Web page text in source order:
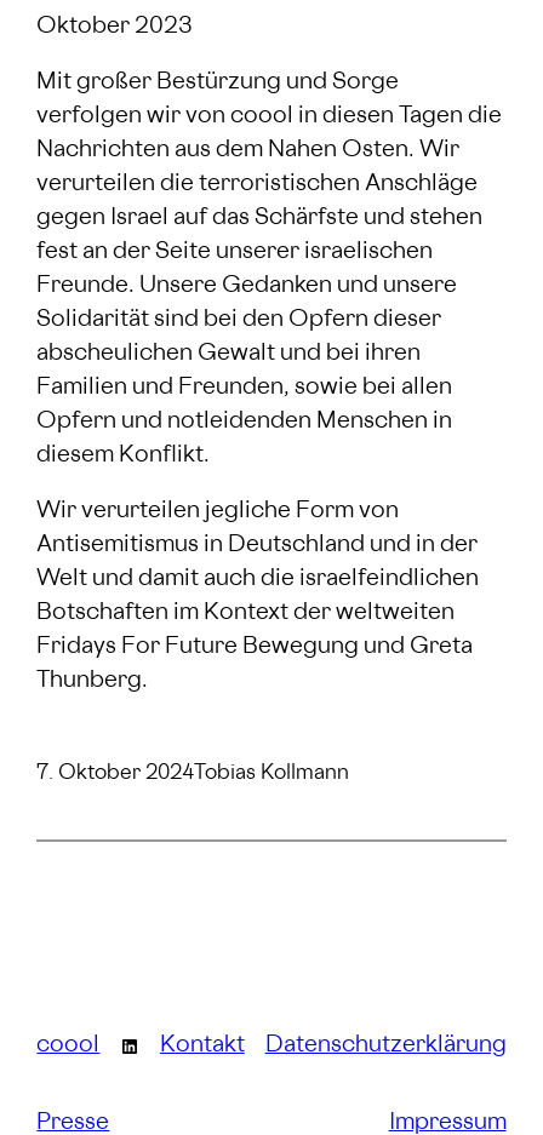
Oktober 2023
Mit großer Bestürzung und Sorge
verfolgen wir von coool in diesen Tagen die
Nachrichten aus dem Nahen Osten. Wir
verurteilen die terroristischen Anschläge
gegen Israel auf das Schärfste und stehen
fest an der Seite unserer israelischen
Freunde. Unsere Gedanken und unsere
Solidarität sind bei den Opfern dieser
abscheulichen Gewalt und bei ihren
Familien und Freunden, sowie bei allen
Opfern und notleidenden Menschen in
diesem Konflikt.
Wir verurteilen jegliche Form von
Antisemitismus in Deutschland und in der
Welt und damit auch die israelfeindlichen
Botschaften im Kontext der weltweiten
Fridays For Future Bewegung und Greta
Thunberg.
7. Oktober 2024 Tobias Kollmann
coool LinkedInKontakt Datenschutzerklärung
Presse Impressum